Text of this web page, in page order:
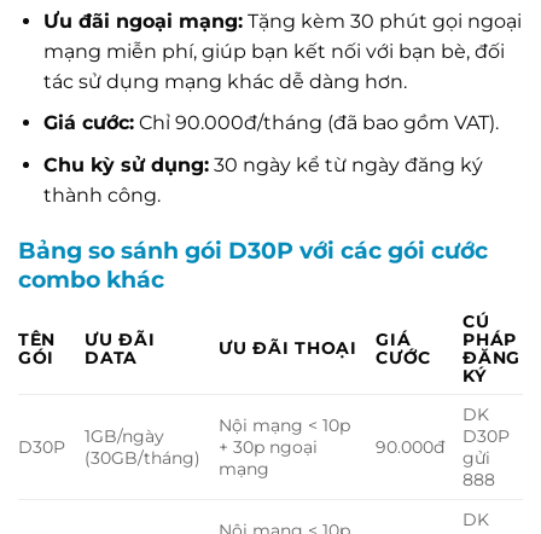
Ưu đãi ngoại mạng:Tặng kèm 30 phút gọi ngoại
mạng miễn phí, giúp bạn kết nối với bạn bè, đối
tác sử dụng mạng khác dễ dàng hơn.
Giá cước:Chỉ 90.000đ/tháng (đã bao gồm VAT).
Chu kỳ sử dụng:30 ngày kể từ ngày đăng ký
thành công.
Bảng so sánh gói D30P với các gói cước
combo khác
TÊN
GÓI
ƯU ĐÃI
DATA
ƯU ĐÃI THOẠI
GIÁ
CƯỚC
CÚ
PHÁP
ĐĂNG
KÝ
D30P
1GB/ngày
(30GB/tháng)
Nội mạng < 10p
+ 30p ngoại
mạng
90.000đ
DK
D30P
gửi
888
DK